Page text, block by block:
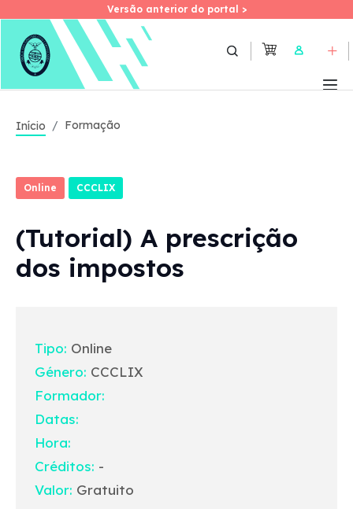
Skip
Versão anterior do portal >
Versão anterior do portal >
User
Início Formação
Online CCCLIX
(Tutorial) A prescrição
dos impostos
Tipo: Online
Género: CCCLIX
Formador:
Datas:
Hora:
Créditos: -
Valor: Gratuito